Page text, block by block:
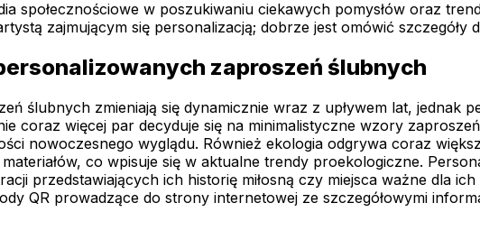
społecznościowe w poszukiwaniu ciekawych pomysłów oraz
zajmującym się personalizacją; dobrze jest omówić
zaproszeń ślubnych
ślubnych zmieniają się dynamicznie wraz z upływem lat, jednak
coraz więcej par decyduje się na minimalistyczne wzory
nowoczesnego wyglądu. Również ekologia odgrywa coraz
co wpisuje się w aktualne trendy proekologiczne.
przedstawiających ich historię miłosną czy miejsca ważne dla
QR prowadzące do strony internetowej ze szczegółowymi